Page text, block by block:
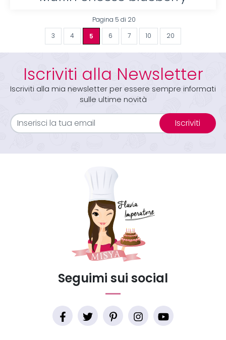
Pagina 5 di 20
3 4 5 6 7 10 20
Iscriviti alla Newsletter
Iscriviti alla mia newsletter per essere sempre informati
sulle ultime novità
Iscriviti
Seguimi sui social